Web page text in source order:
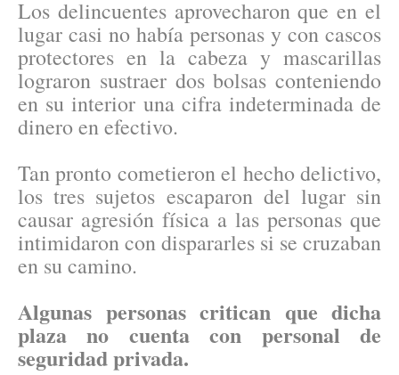
Los delincuentes aprovecharon que en el
lugar casi no había personas y con cascos
protectores en la cabeza y mascarillas
lograron sustraer dos bolsas conteniendo
en su interior una cifra indeterminada de
dinero en efectivo.
Tan pronto cometieron el hecho delictivo,
los tres sujetos escaparon del lugar sin
causar agresión física a las personas que
intimidaron con dispararles si se cruzaban
en su camino.
Algunas personas critican que dicha
plaza no cuenta con personal de
seguridad privada.